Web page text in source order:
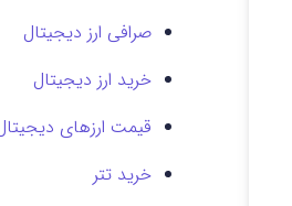
صرافی ارز دیجیتال
خرید ارز دیجیتال
قیمت ارزهای
خرید تتر